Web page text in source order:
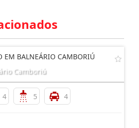
EM BALNEÁRIO CAMBORIÚ
Camboriú
4 5 4